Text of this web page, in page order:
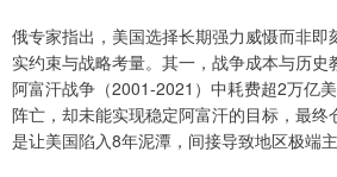
俄专家指出，美国选择长期强力威慑而非即
实约束与战略考量。其一，战争成本与历
阿富汗战争（2001-2021）中耗费超2万亿
阵亡，却未能实现稳定阿富汗的目标，最终
是让美国陷入8年泥潭，间接导致地区极端主